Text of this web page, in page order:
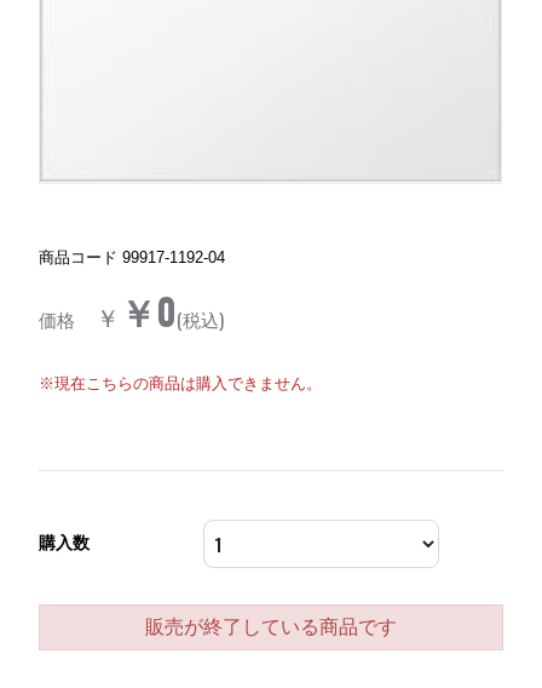
商品コード 99917-1192-04
価格 ￥ ￥0(税込)
※現在こちらの商品は購入できません。
購入数
販売が終了している商品です